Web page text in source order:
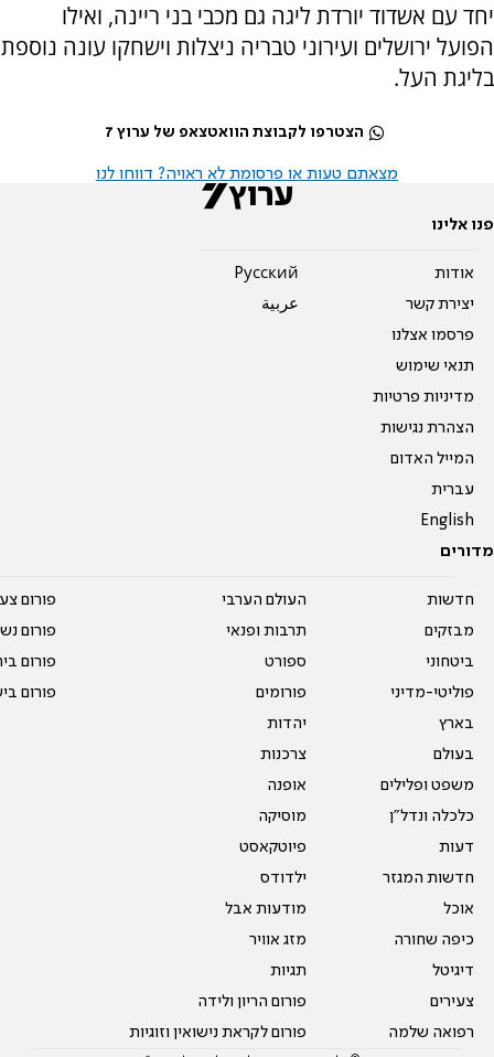
יחד עם אשדוד יורדת ליגה גם מכבי בני ריינה, ואילו
הפועל ירושלים ועירוני טבריה ניצלות וישחקו עונה נוספת
בליגת העל.
הצטרפו לקבוצת הוואטצאפ של ערוץ 7
מצאתם טעות או פרסומת לא ראויה? דווחו לנו
פנו אלינו
אודות
יצירת קשר
פרסמו אצלנו
תנאי שימוש
מדיניות פרטיות
הצהרת נגישות
המייל האדום
עברית
English
Pусский
عربية
מדורים
חדשות
מבזקים
ביטחוני
פוליטי-מדיני
בארץ
בעולם
משפט ופלילים
כלכלה ונדל"ן
דעות
חדשות המגזר
אוכל
כיפה שחורה
דיגיטל
צעירים
רפואה שלמה
העולם הערבי
תרבות ופנאי
ספורט
פורומים
יהדות
צרכנות
אופנה
מוסיקה
פיוטקאסט
ילדודס
מודעות אבל
מזג אוויר
תגיות
פורום הריון ולידה
פורום לקראת נישואין וזוגיות
פורום
פורום
פורום
פורום